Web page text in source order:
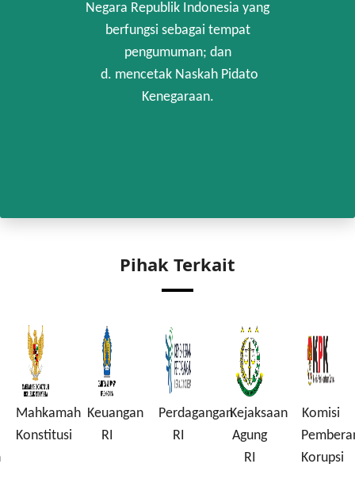
Negara Republik Indonesia yang
berfungsi sebagai tempat
pengumuman; dan
d. mencetak Naskah Pidato
Kenegaraan.
Pihak Terkait
Mahkamah
Konstitusi
Keuangan
RI
Perdagangan
RI
Kejaksaan
Agung
RI
Komisi
Korupsi